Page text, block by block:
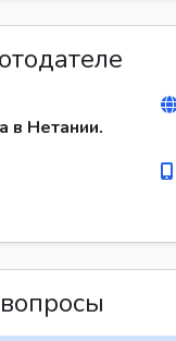
в Нетании.